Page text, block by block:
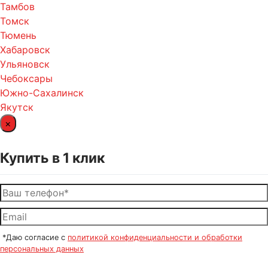
Тамбов
Томск
Тюмень
Хабаровск
Ульяновск
Чебоксары
Южно-Сахалинск
Якутск
×
Купить в 1 клик
*Даю согласие с политикой конфиденциальности и обработки
персональных данных